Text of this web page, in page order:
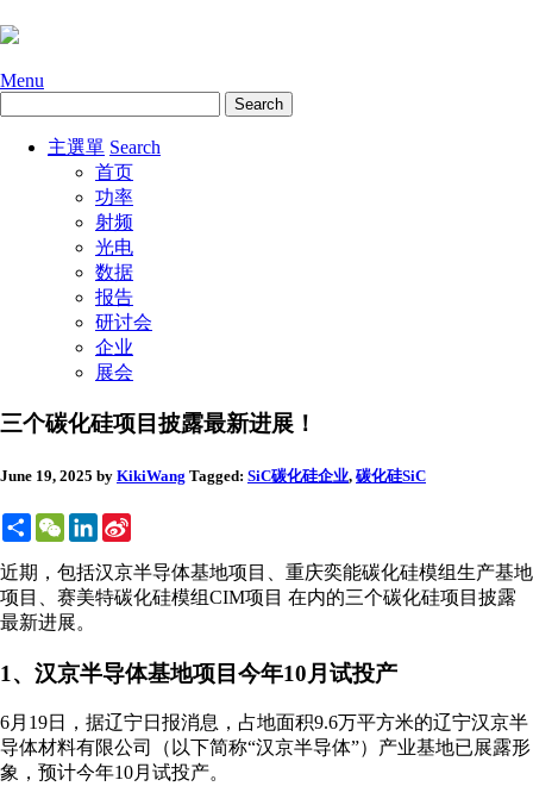
Menu
主選單 Search
首页
功率
射频
光电
数据
报告
研讨会
企业
展会
三个碳化硅项目披露最新进展！
June 19, 2025 by KikiWang Tagged: SiC碳化硅企业, 碳化硅SiC
ShareWeChatLinkedIn
近期，包括汉京半导体基地项目、重庆奕能碳化硅模组生产基地
项目、赛美特碳化硅模组CIM项目 在内的三个碳化硅项目披露
最新进展。
1、汉京半导体基地项目今年10月试投产
6月19日，据辽宁日报消息，占地面积9.6万平方米的辽宁汉京半
导体材料有限公司（以下简称“汉京半导体”）产业基地已展露形
象，预计今年10月试投产。